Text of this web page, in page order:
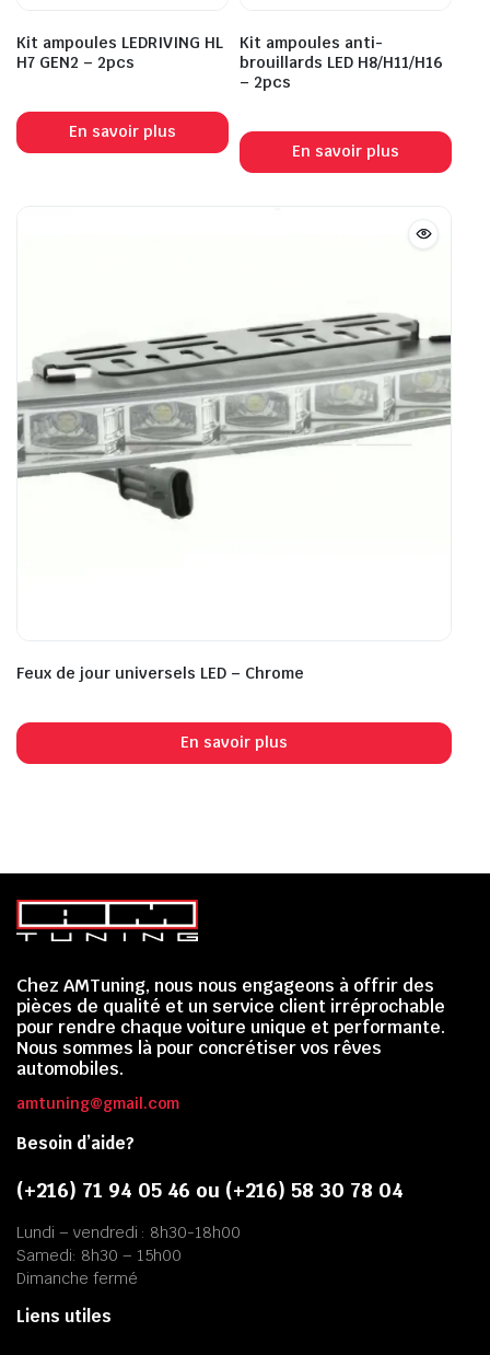
Kit ampoules LEDRIVING HL
H7 GEN2 – 2pcs
En savoir plus
Kit ampoules anti-
brouillards LED H8/H11/H16
– 2pcs
En savoir plus
Feux de jour universels LED – Chrome
En savoir plus
Chez AMTuning, nous nous engageons à offrir des
pièces de qualité et un service client irréprochable
pour rendre chaque voiture unique et performante.
Nous sommes là pour concrétiser vos rêves
automobiles.
amtuning@gmail.com
Besoin d’aide?
(+216) 71 94 05 46 ou (+216) 58 30 78 04
Lundi – vendredi : 8h30-18h00
Samedi: 8h30 – 15h00
Dimanche fermé
Liens utiles